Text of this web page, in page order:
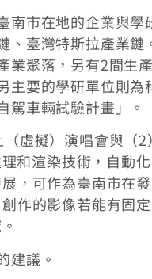
市在地的企業與學
、臺灣特斯拉產業鏈
業聚落，另有2間生
主要的學研單位則為
駕車輛試驗計畫」。
虛擬）演唱會與（2
和渲染技術，自動
，可作為臺南市在
作的影像若能有固
建議。